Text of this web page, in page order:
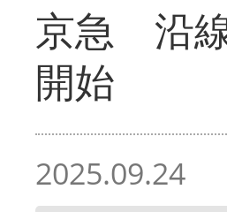
京急 沿
開始
2025.09.24